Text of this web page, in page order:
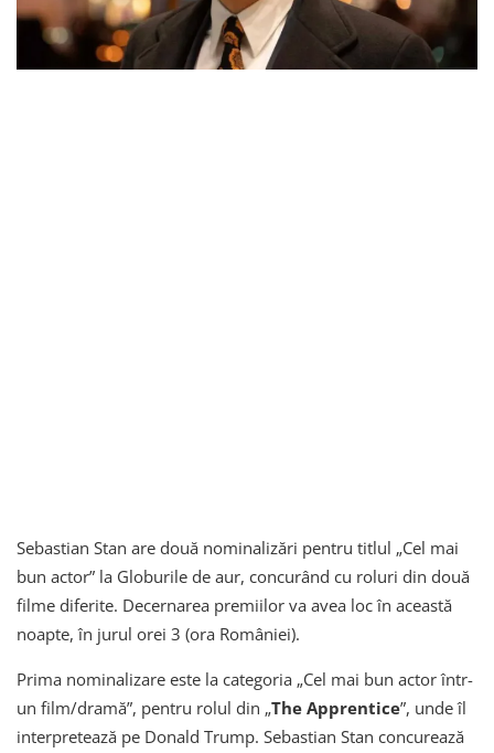
Sebastian Stan are două nominalizări pentru titlul „Cel mai
bun actor” la Globurile de aur, concurând cu roluri din două
filme diferite. Decernarea premiilor va avea loc în această
noapte, în jurul orei 3 (ora României).
Prima nominalizare este la categoria „Cel mai bun actor într-
un film/dramă”, pentru rolul din „The Apprentice”, unde îl
interpretează pe Donald Trump. Sebastian Stan concurează